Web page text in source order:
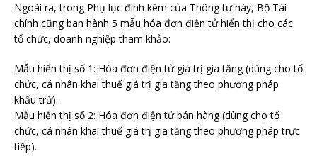
Ngoài ra, trong Phụ lục đính kèm của Thông tư này, Bộ Tài
chính cũng ban hành 5 mẫu hóa đơn điện tử hiển thị cho các
tổ chức, doanh nghiệp tham khảo:
Mẫu hiển thị số 1: Hóa đơn điện tử giá trị gia tăng (dùng cho tổ
chức, cá nhân khai thuế giá trị gia tăng theo phương pháp
khấu trừ).
Mẫu hiển thị số 2: Hóa đơn điện tử bán hàng (dùng cho tổ
chức, cá nhân khai thuế giá trị gia tăng theo phương pháp trực
tiếp).